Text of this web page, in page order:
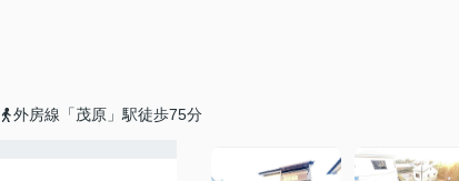
外房線「茂原」駅徒歩75分